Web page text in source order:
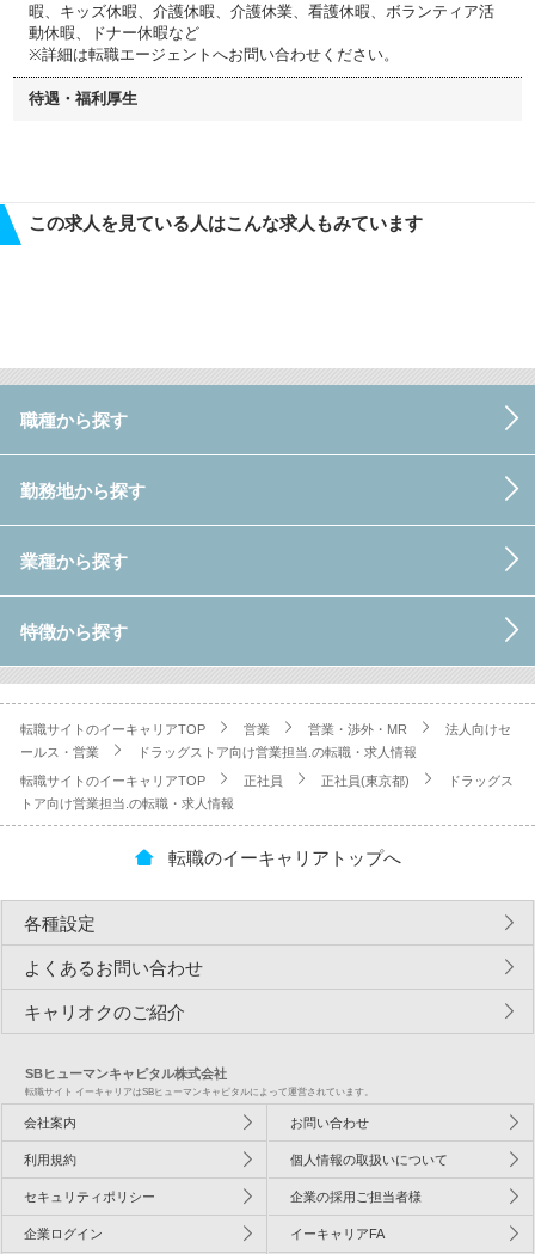
暇、キッズ休暇、介護休暇、介護休業、看護休暇、ボランティア活
動休暇、ドナー休暇など
※詳細は転職エージェントへお問い合わせください。
待遇・福利厚生
この求人を見ている人はこんな求人もみています
職種から探す
勤務地から探す
業種から探す
特徴から探す
転職サイトのイーキャリアTOP 営業 営業・渉外・MR
法人向けセ
ールス・営業
ドラッグストア向け営業担当.の転職・求人情報
転職サイトのイーキャリアTOP 正社員 正社員(東京都)
ドラッグス
トア向け営業担当.の転職・求人情報
転職のイーキャリアトップへ
各種設定
よくあるお問い合わせ
キャリオクのご紹介
SBヒューマンキャピタル株式会社
転職サイト イーキャリアはSBヒューマンキャピタルによって運営されています。
会社案内 お問い合わせ
利用規約 個人情報の取扱いについて
セキュリティポリシー 企業の採用ご担当者様
企業ログイン イーキャリアFA